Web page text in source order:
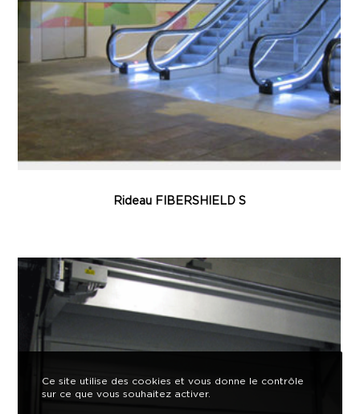
Rideau FIBERSHIELD S
Ce site utilise des cookies et vous donne le contrôle
sur ce que vous souhaitez activer.